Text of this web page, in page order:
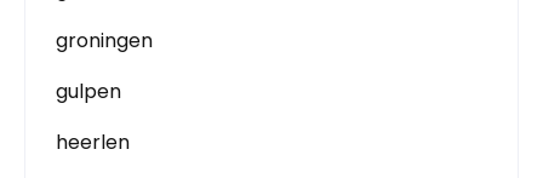
groningen
gulpen
heerlen